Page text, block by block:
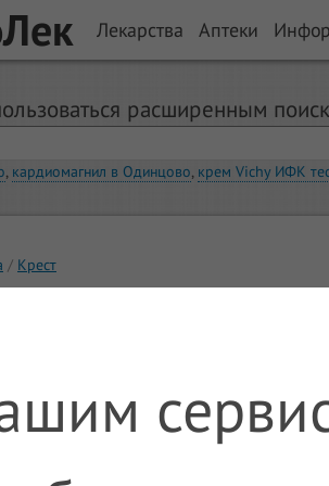
Лекарства Аптеки
расширенным
, кардиомагнил в Одинцово, крем Vichy ИФК
Крест